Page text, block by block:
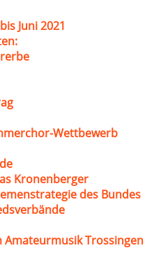
Juni 2021
Wettbewerb
Kronenberger
des Bundes
Trossingen